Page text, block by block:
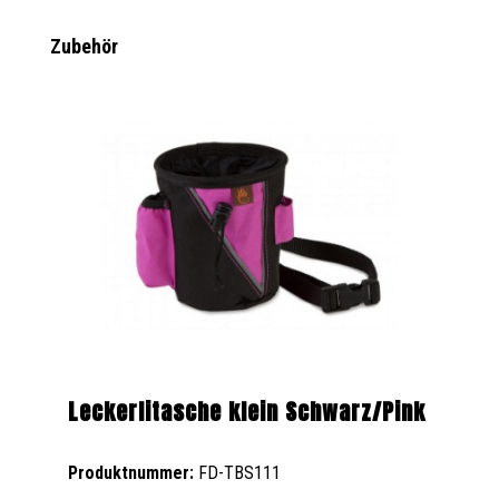
Produktgalerie überspringen
Zubehör
Leckerlitasche klein Schwarz/Pink
Produktnummer: FD-TBS111